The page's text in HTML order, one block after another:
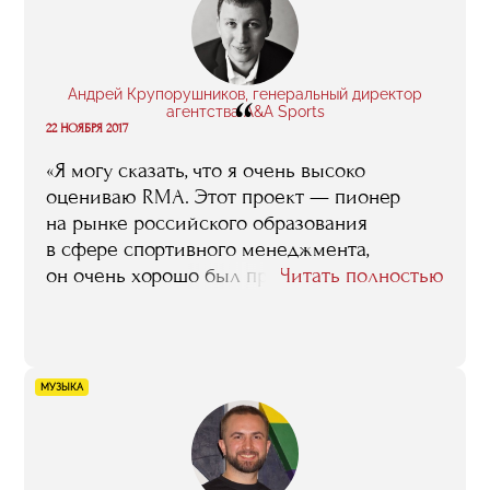
разобраться в рынке и познакомиться
с интересными людьми. У нас преподавали
классные специалисты, пообщаться
с которыми просто так, случайно,
не получится».
Андрей Крупорушников, генеральный директор
агентства A&A Sports
“
22 НОЯБРЯ 2017
«Я могу сказать, что я очень высоко
оцениваю RMA. Этот проект — пионер
на рынке российского образования
в сфере спортивного менеджмента,
он очень хорошо был продуман
подражать, копировать, но, на мой взгляд,
те копии спортивной программы RMA,
которые мы сейчас видим, совершенно
очевидно уступают оригиналу».
Читать полностью
МУЗЫКА